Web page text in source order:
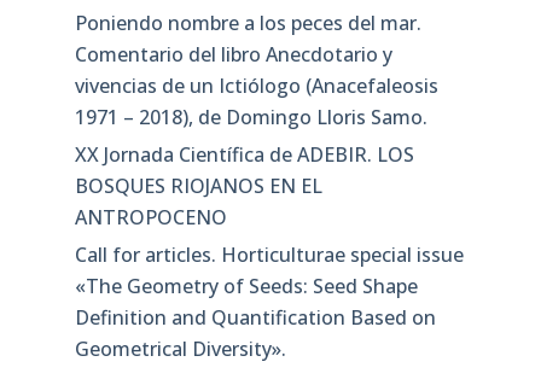
Poniendo nombre a los peces del mar.
Comentario del libro Anecdotario y
vivencias de un Ictiólogo (Anacefaleosis
1971 – 2018), de Domingo Lloris Samo.
XX Jornada Científica de ADEBIR. LOS
BOSQUES RIOJANOS EN EL
ANTROPOCENO
Call for articles. Horticulturae special issue
«The Geometry of Seeds: Seed Shape
Definition and Quantification Based on
Geometrical Diversity»​.